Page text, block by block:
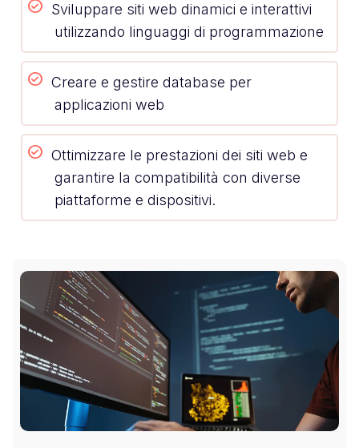
Sviluppare siti web dinamici e interattivi
utilizzando linguaggi di programmazione
Creare e gestire database per
applicazioni web
Ottimizzare le prestazioni dei siti web e
garantire la compatibilità con diverse
piattaforme e dispositivi.